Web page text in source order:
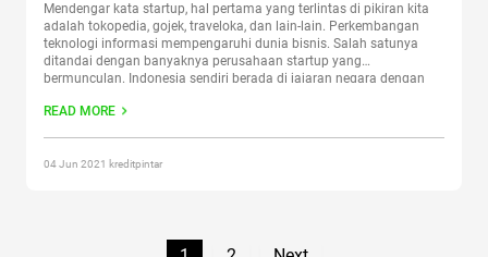
Mendengar kata startup, hal pertama yang terlintas di pikiran kita
adalah tokopedia, gojek, traveloka, dan lain-lain. Perkembangan
teknologi informasi mempengaruhi dunia bisnis. Salah satunya
ditandai dengan banyaknya perusahaan startup yang
bermunculan. Indonesia sendiri berada di jajaran negara dengan
kecil hingga perusahaan startup yang telah merajai
READ MORE
04 Jun 2021 kreditpintar